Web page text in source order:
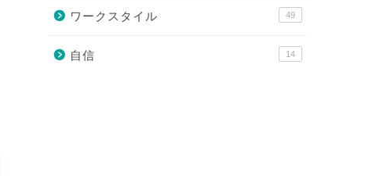
ワークスタイル 49
自信 14